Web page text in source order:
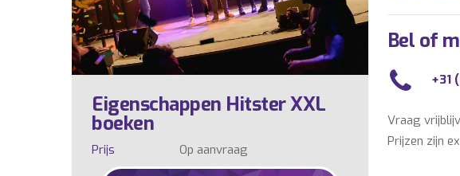
Eigenschappen Hitster XXL
boeken
Prijs Op aanvraag
Bel of
+31
Vraag
Prijzen zijn